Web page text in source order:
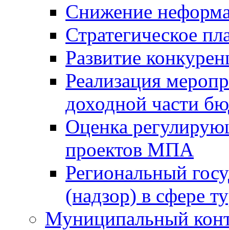
Снижение
Стратегическое
Развитие
Реализация
доходной части
Оценка
проектов МПА
Региональный
(надзор) в сфере
Муниципальный